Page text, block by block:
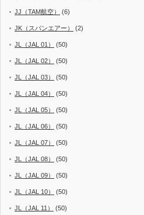
JJ（TAM航空） (6)
JK（スパンエアー） (2)
JL（JAL 01） (50)
JL（JAL 02） (50)
JL（JAL 03） (50)
JL（JAL 04） (50)
JL（JAL 05） (50)
JL（JAL 06） (50)
JL（JAL 07） (50)
JL（JAL 08） (50)
JL（JAL 09） (50)
JL（JAL 10） (50)
JL（JAL 11） (50)